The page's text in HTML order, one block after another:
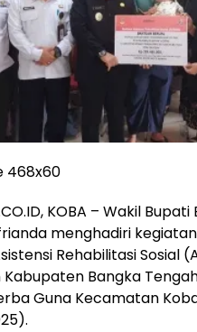
KOBA – Wakil
menghadiri
Rehabilitasi Sosial
Kabupaten Bangka
Guna Kecamatan